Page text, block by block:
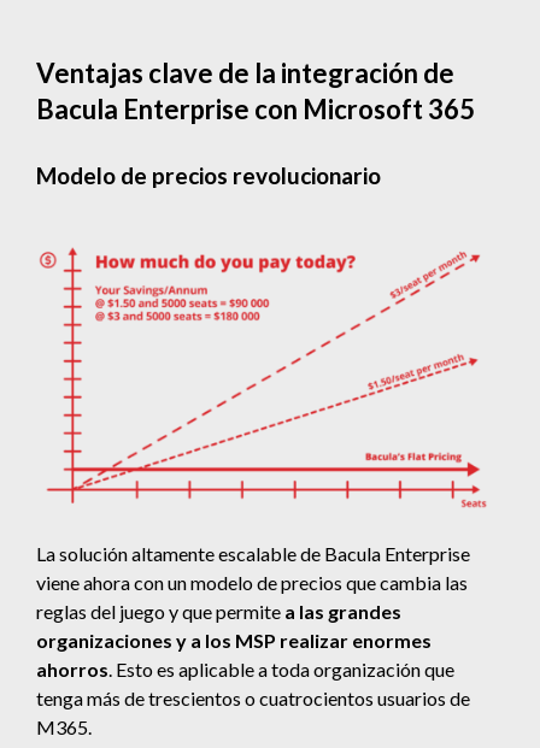
Ventajas clave de la integración de
Bacula Enterprise con Microsoft 365
Modelo de precios revolucionario
La solución altamente escalable de Bacula Enterprise
viene ahora con un modelo de precios que cambia las
reglas del juego y que permite a las grandes
organizaciones y a los MSP realizar enormes
ahorros. Esto es aplicable a toda organización que
tenga más de trescientos o cuatrocientos usuarios de
M365.